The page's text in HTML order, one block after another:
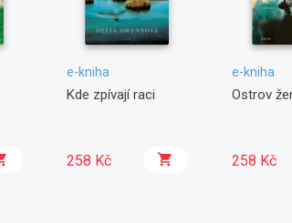
e-kniha
Kde zpívají raci
258 Kč
e-kniha
Ostrov
258 Kč